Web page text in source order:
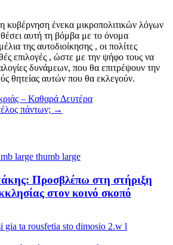
κυβέρνηση ένεκα μικροπολιτικών λόγων
αυτή τη βόμβα με το όνομα
της αυτοδιοίκησης , οι πολίτες
επιλογές , ώστε με την ψήφο τους να
δυνάμεων, που θα επιτρέψουν την
θητείας αυτών που θα εκλεγούν.
– Καθαρά Δευτέρα
πάντων; →
Προσβλέπω στη στήριξη
στον κοινό σκοπό